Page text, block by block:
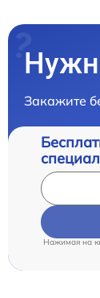
Закажите
Нажимая на